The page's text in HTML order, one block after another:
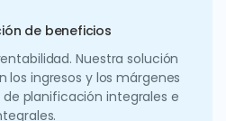
de beneficios
Nuestra solución
ingresos y los márgenes
planificación integrales e